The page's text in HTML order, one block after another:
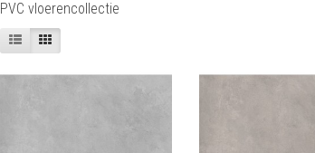
PVC vloerencollectie